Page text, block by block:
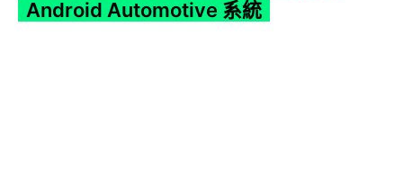
Android Automotive 系統